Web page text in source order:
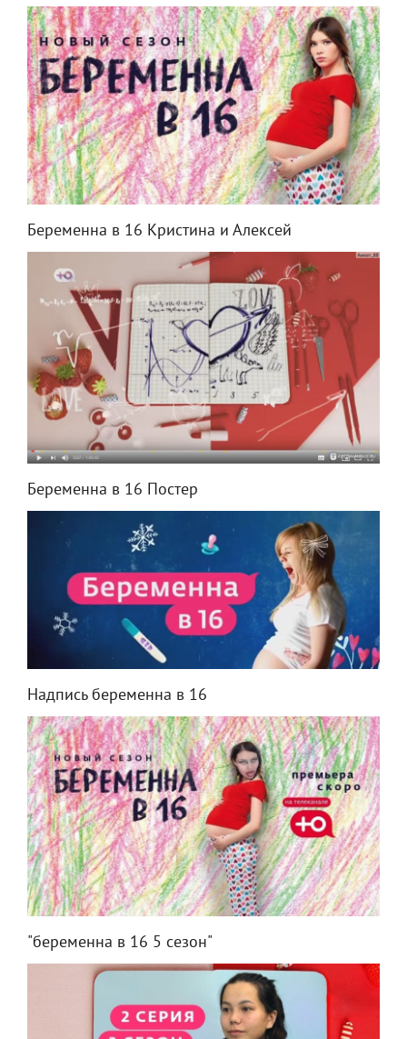
Беременна в 16 Кристина и Алексей
Беременна в 16 Постер
Надпись беременна в 16
"беременна в 16 5 сезон"